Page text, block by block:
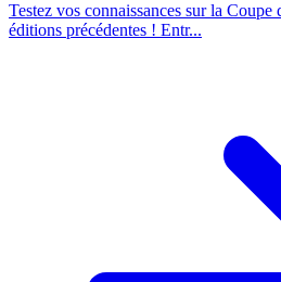
Testez vos connaissances sur la Coupe
éditions précédentes ! Entr...